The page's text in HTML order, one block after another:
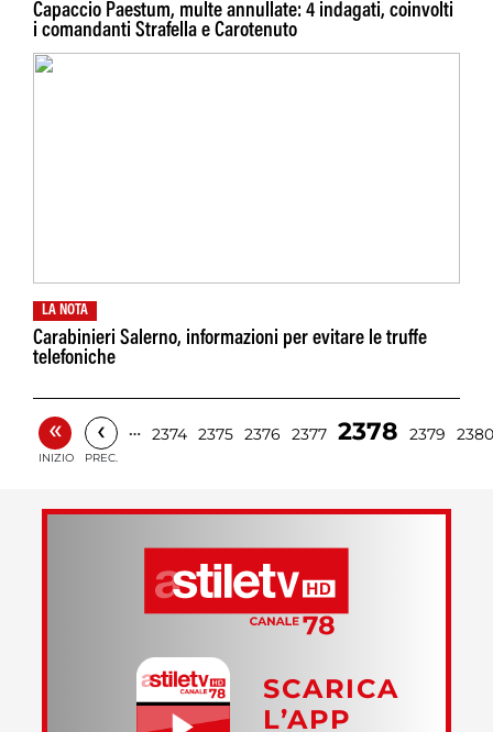
Capaccio Paestum, multe annullate: 4 indagati, coinvolti
i comandanti Strafella e Carotenuto
LA NOTA
Carabinieri Salerno, informazioni per evitare le truffe
telefoniche
«
INIZIO
‹
PREC.
… 2374 2375 2376 2377 2378 2379 2380
SCARICA
L’APP